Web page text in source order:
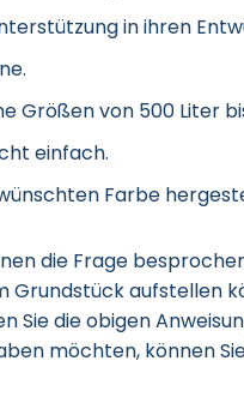
in ihren
Größen von 500 Liter
einfach.
Farbe
die Frage
Grundstück aufstellen
Sie die obigen
möchten, können